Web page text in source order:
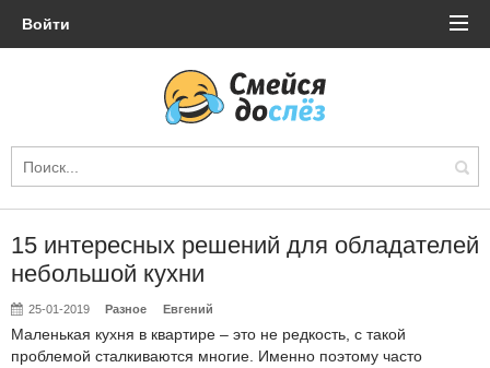
Войти
15 интересных решений для обладателей
небольшой кухни
25-01-2019 Разное Евгений
Маленькая кухня в квартире – это не редкость, с такой
проблемой сталкиваются многие. Именно поэтому часто